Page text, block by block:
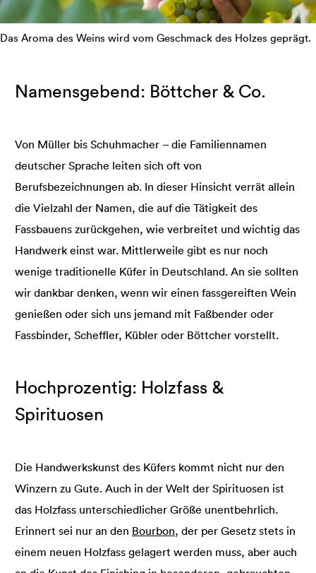
Das Aroma des Weins wird vom Geschmack des Holzes geprägt.
Namensgebend: Böttcher & Co.
Von Müller bis Schuhmacher – die Familiennamen
deutscher Sprache leiten sich oft von
Berufsbezeichnungen ab. In dieser Hinsicht verrät allein
die Vielzahl der Namen, die auf die Tätigkeit des
Fassbauens zurückgehen, wie verbreitet und wichtig das
Handwerk einst war. Mittlerweile gibt es nur noch
wenige traditionelle Küfer in Deutschland. An sie sollten
wir dankbar denken, wenn wir einen fassgereiften Wein
genießen oder sich uns jemand mit Faßbender oder
Fassbinder, Scheffler, Kübler oder Böttcher vorstellt.
Hochprozentig: Holzfass &
Spirituosen
Die Handwerkskunst des Küfers kommt nicht nur den
Winzern zu Gute. Auch in der Welt der Spirituosen ist
das Holzfass unterschiedlicher Größe unentbehrlich.
Erinnert sei nur an den Bourbon, der per Gesetz stets in
einem neuen Holzfass gelagert werden muss, aber auch